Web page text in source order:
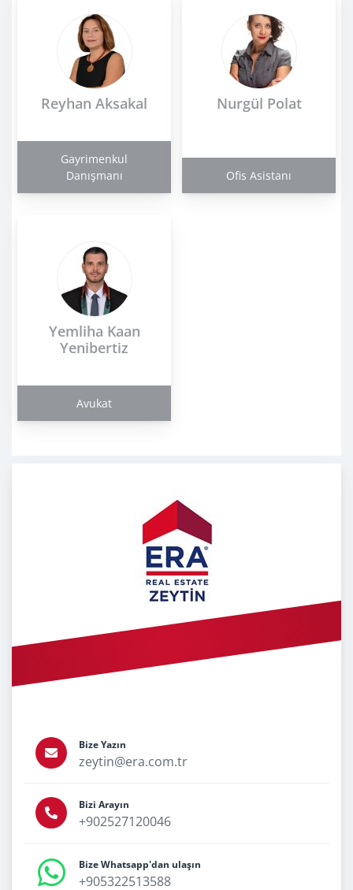
Bize Yazın
zeytin@era.com.tr
Bizi Arayın
+902527120046
Bize Whatsapp'dan ulaşın
+905322513588
Reyhan Aksakal
Gayrimenkul
Danışmanı
Nurgül Polat
Ofis Asistanı
Yemliha Kaan
Yenibertiz
Avukat